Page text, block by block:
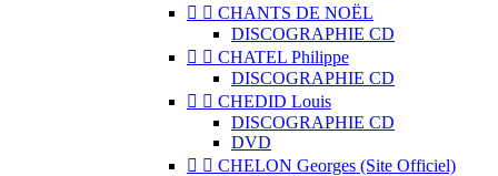
  CHANTS DE NOËL
DISCOGRAPHIE CD
  CHATEL Philippe
DISCOGRAPHIE CD
  CHEDID Louis
DISCOGRAPHIE CD
DVD
  CHELON Georges (Site Officiel)